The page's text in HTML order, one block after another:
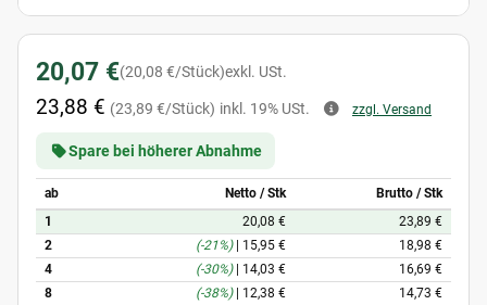
20,07 €(20,08 €/Stück)exkl. USt.
23,88 € (23,89 €/Stück) inkl. 19% USt. zzgl. Versand
Spare bei höherer Abnahme
ab Netto / Stk
Brutto / Stk
1
20,08 €
23,89 €
2
(-21%) 15,95 €
18,98 €
4
(-30%) 14,03 €
16,69 €
8
(-38%) 12,38 € 14,73 €